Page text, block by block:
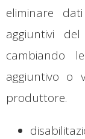
eliminare
aggiuntivi
cambiando
aggiuntivo o
produttore.